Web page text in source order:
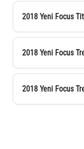
2018 Yeni Focus
2018 Yeni Focus
2018 Yeni Focus